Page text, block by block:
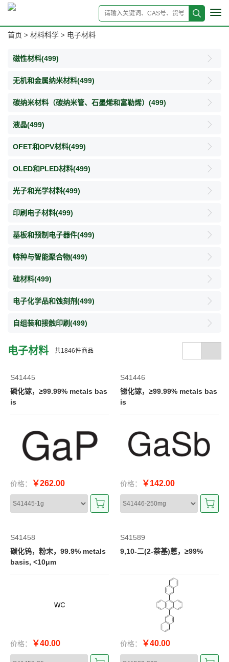
首页 > 材料科学 > 电子材料
磁性材料(499)
无机和金属纳米材料(499)
碳纳米材料（碳纳米管、石墨烯和富勒烯） (499)
液晶(499)
OFET和OPV材料(499)
OLED和PLED材料(499)
光子和光学材料(499)
印刷电子材料(499)
基板和预制电子器件(499)
特种与智能聚合物(499)
硅材料(499)
电子化学品和蚀刻剂(499)
自组装和接触印刷(499)
电子材料 共1846件商品
S41445
磷化镓，≥99.99% metals bas
is
价格： ￥262.00
S41446
锑化镓，≥99.99% metals bas
is
价格： ￥142.00
S41458
碳化钨，粉末，99.9% metals
basis, <10μm
价格： ￥40.00
S41589
9,10-二(2-萘基)蒽，≥99%
价格： ￥40.00